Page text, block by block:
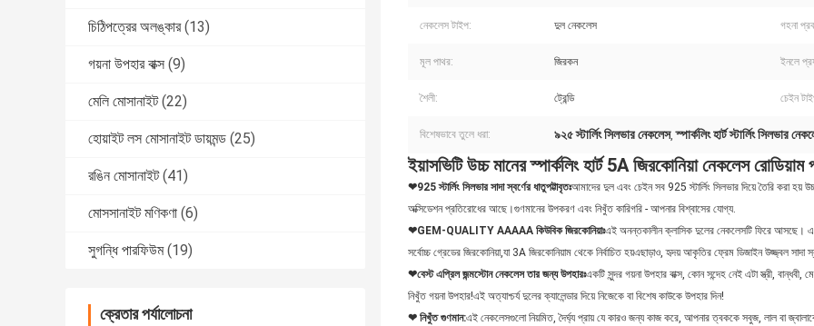
চিঠিপত্রের অলঙ্কার (13)
গয়না উপহার বাক্স (9)
মেলি মোসানাইট (22)
হোয়াইট লস মোসানাইট ডায়মন্ড (25)
রঙিন মোসানাইট (41)
মোসসানাইট মণিকণা (6)
সুগন্ধি পারফিউম (19)
ক্রেতার পর্যালোচনা
নেকলেস টাইপ: দুল নেকলেস গহনা
মূল পাথর: জিরকন ইনলে
শৈলী: ট্রেন্ডি চেইন
বিশেষভাবে তুলে ধরা: ৯২৫ স্টার্লিং সিলভার নেকলেস,স্পার্কলিং হার্ট স্টার্লিং সিলভার
ইয়াসভিটি উচ্চ মানের স্পার্কলিং হার্ট 5A জিরকোনিয়া নেকলেস
❤925 স্টার্লিং সিলভার সাদা স্বর্ণের ধাতুপট্টাবৃতঃআমাদের দুল এবং চেইন সব 925 স্টার্লিং সিলভার দিয়ে তৈরি করা
অক্সিডেশন প্রতিরোধের আছে।গুণমানের উপকরণ এবং নিখুঁত কারিগরি - আপনার বিশ্বাসের যোগ্য.
❤GEM-QUALITY AAAAA কিউবিক জিরকোনিয়াঃএই অনন্তকালীন ক্লাসিক দুলের নেকলেসটি ফিরে আসছে।
সর্বোচ্চ গ্রেডের জিরকোনিয়া,যা 3A জিরকোনিয়াম থেকে নির্বাচিত হয়এছাড়াও, হৃদয় আকৃতির ফ্রেম ডিজাইন উজ্জ্বল
❤বেস্ট এপ্রিল জন্মস্টোন নেকলেস তার জন্য উপহারঃএকটি সুন্দর গয়না উপহার বাক্স, কোন সন্দেহ নেই এটা স্ত্রী, বান্ধবী,
নিখুঁত গয়না উপহার!এই অত্যাশ্চর্য দুলের ক্যালেন্ডার দিয়ে নিজেকে বা বিশেষ কাউকে উপহার দিন!
❤ নিখুঁত গুণমান:এই নেকলেসগুলো নিয়মিত, দৈর্ঘ্য প্রায় যে কারও জন্য কাজ করে, আপনার ত্বককে সবুজ, লাল বা